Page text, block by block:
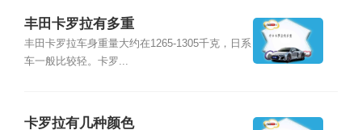
丰田卡罗拉有多重
丰田卡罗拉车身重量大约在1265-1305千克，日系
车一般比较轻。卡罗...
卡罗拉有几种颜色